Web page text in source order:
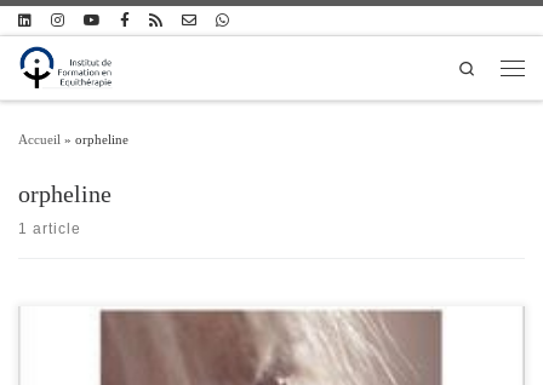
Passer au contenu
Search
Accueil » orpheline
orpheline
1 article